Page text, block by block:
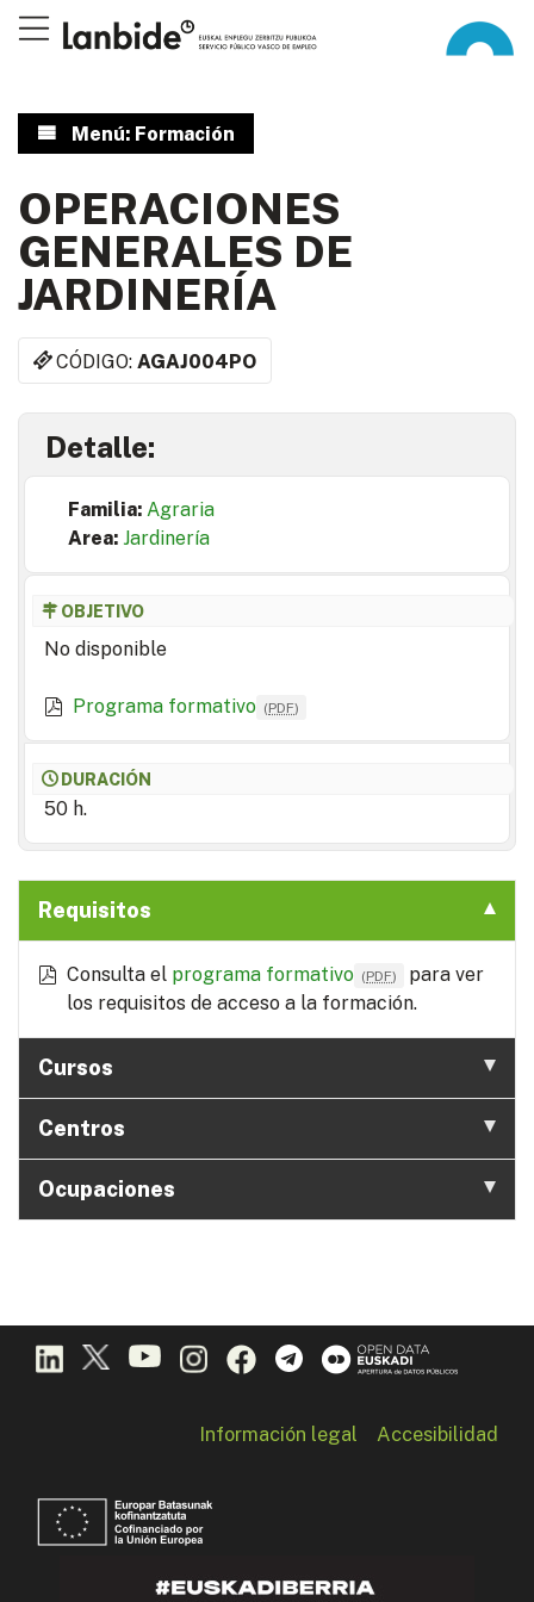
Menú: Formación
OPERACIONES
GENERALES DE
JARDINERÍA
CÓDIGO:AGAJ004PO
Detalle:
Familia: Agraria
Area: Jardinería
OBJETIVO
No disponible
Programa formativo (PDF)
DURACIÓN
50 h.
Requisitos
Consulta el programa formativo (PDF)
para ver
los requisitos de acceso a la formación.
Cursos
Centros
Ocupaciones
Información legal Accesibilidad